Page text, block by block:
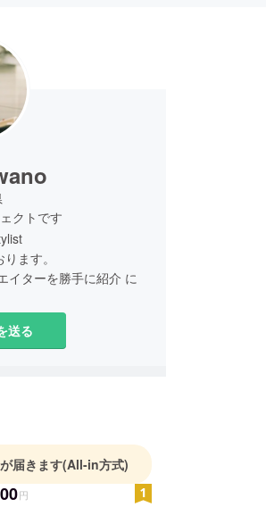
クトです
ます。
イターを勝手に紹介 に
送る
届きます(All-in方式)
円